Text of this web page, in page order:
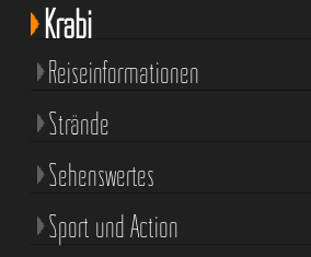
Krabi
Reiseinformationen
Strände
Sehenswertes
Sport und Action